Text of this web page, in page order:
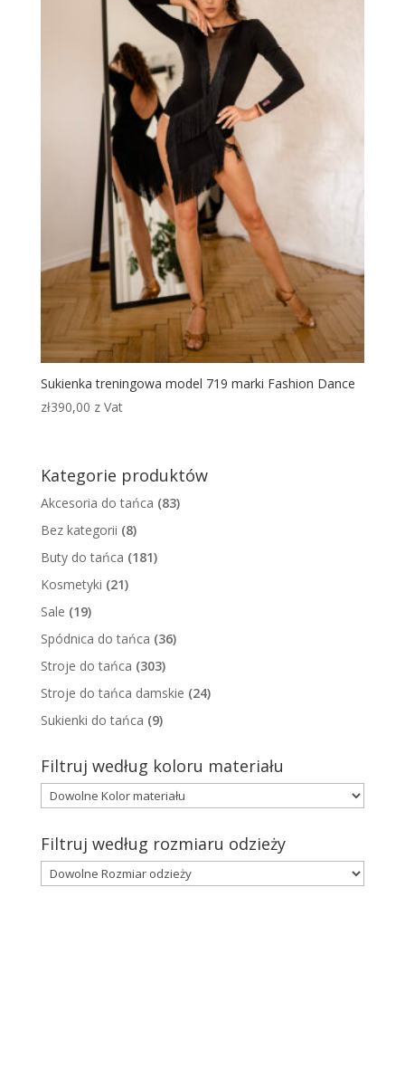
Sukienka treningowa model 719 marki Fashion Dance
zł390,00 z Vat
Kategorie produktów
Akcesoria do tańca (83)
Bez kategorii (8)
Buty do tańca (181)
Kosmetyki (21)
Sale (19)
Spódnica do tańca (36)
Stroje do tańca (303)
Stroje do tańca damskie (24)
Sukienki do tańca (9)
Filtruj według koloru materiału
Filtruj według rozmiaru odzieży